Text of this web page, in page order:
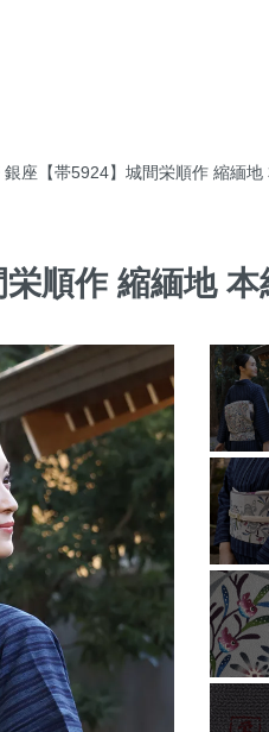
銀座【帯5924】城間栄順作 縮緬地
順作 縮緬地